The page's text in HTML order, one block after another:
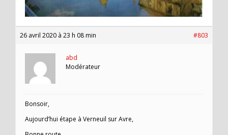
26 avril 2020 à 23 h 08 min #803
abd
Modérateur
Bonsoir,
Aujourd’hui étape à Verneuil sur Avre,